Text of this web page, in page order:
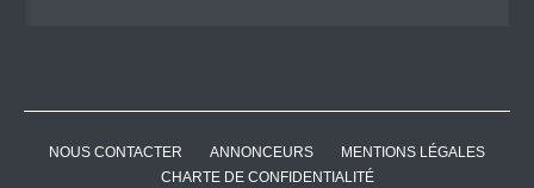
NOUS CONTACTER ANNONCEURS
MENTIONS LÉGALES
CHARTE DE CONFIDENTIALITÉ